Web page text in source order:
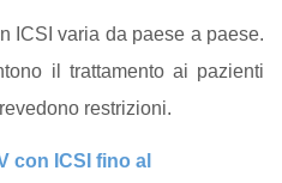
ICSI varia da paese a paese.
il trattamento ai pazienti
restrizioni.
con ICSI fino al